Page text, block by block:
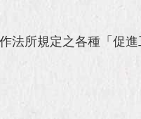
所規定之各種「促